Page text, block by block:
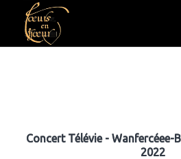
Concert Télévie - Wanfercéee-
2022